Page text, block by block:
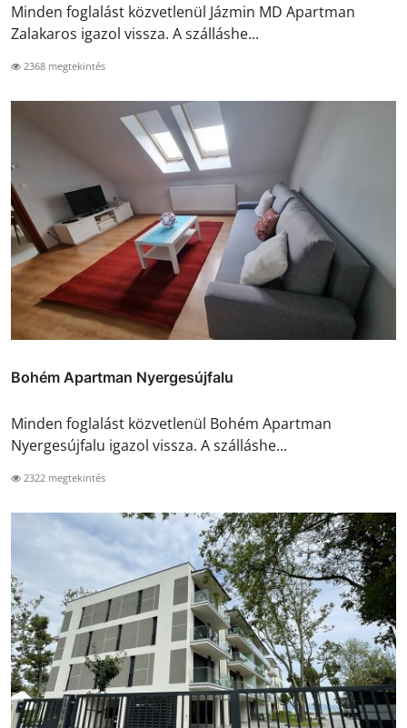
Minden foglalást közvetlenül Jázmin MD Apartman
Zalakaros igazol vissza. A szálláshe...
2368 megtekintés
Bohém Apartman Nyergesújfalu
Minden foglalást közvetlenül Bohém Apartman
Nyergesújfalu igazol vissza. A szálláshe...
2322 megtekintés